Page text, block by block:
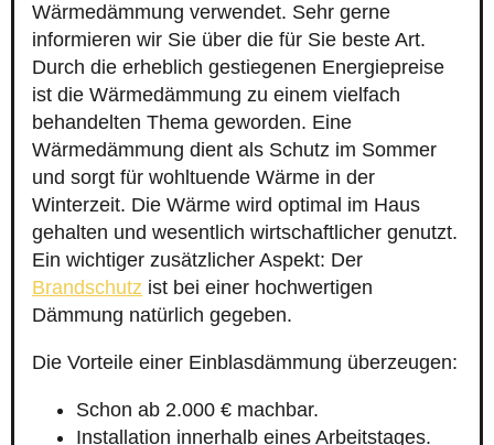
Wärmedämmung verwendet. Sehr gerne
informieren wir Sie über die für Sie beste Art.
Durch die erheblich gestiegenen Energiepreise
ist die Wärmedämmung zu einem vielfach
behandelten Thema geworden. Eine
Wärmedämmung dient als Schutz im Sommer
und sorgt für wohltuende Wärme in der
Winterzeit. Die Wärme wird optimal im Haus
gehalten und wesentlich wirtschaftlicher genutzt.
Ein wichtiger zusätzlicher Aspekt: Der
Brandschutz ist bei einer hochwertigen
Dämmung natürlich gegeben.
Die Vorteile einer Einblasdämmung überzeugen:
Schon ab 2.000 € machbar.
Installation innerhalb eines Arbeitstages.